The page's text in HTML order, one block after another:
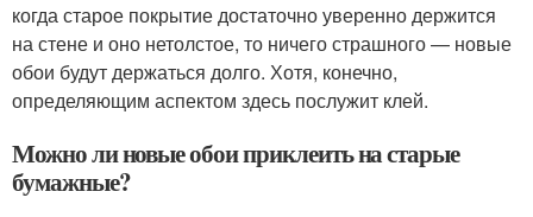
когда старое покрытие достаточно уверенно держится
на стене и оно нетолстое, то ничего страшного — новые
обои будут держаться долго. Хотя, конечно,
определяющим аспектом здесь послужит клей.
Можно ли новые обои приклеить на старые
бумажные?